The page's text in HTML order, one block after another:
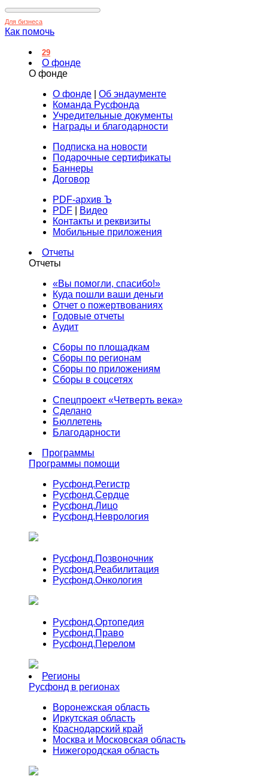
Для бизнеса
Как помочь
29
О фонде
О фонде
О фонде
Об эндаументе
Команда Русфонда
Учредительные документы
Награды и благодарности
Подписка на новости
Подарочные сертификаты
Баннеры
Договор
PDF-архив Ъ
PDF
Видео
Контакты и реквизиты
Мобильные приложения
Отчеты
Отчеты
«Вы помогли, спасибо!»
Куда пошли ваши деньги
Отчет о пожертвованиях
Годовые отчеты
Аудит
Сборы по площадкам
Сборы по регионам
Сборы по приложениям
Сборы в соцсетях
Спецпроект «Четверть века»
Сделано
Бюллетень
Благодарности
Программы
Программы помощи
Русфонд.Регистр
Русфонд.Сердце
Русфонд.Лицо
Русфонд.Неврология
Русфонд.Позвоночник
Русфонд.Реабилитация
Русфонд.Онкология
Русфонд.Ортопедия
Русфонд.Право
Русфонд.Перелом
Регионы
Русфонд в регионах
Воронежская область
Иркутская область
Краснодарский край
Москва и Московская область
Нижегородская область